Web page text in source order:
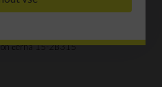
černá 15-2B315